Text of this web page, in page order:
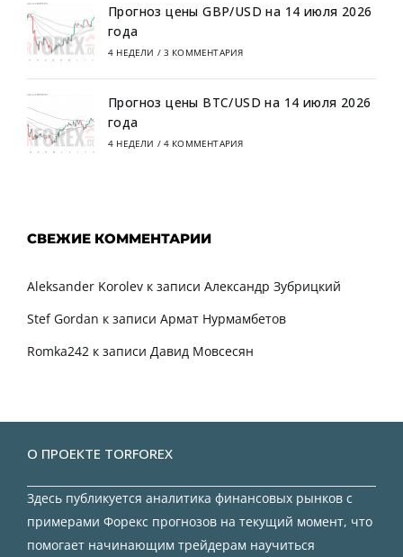
Прогноз цены GBP/USD на 14 июля 2026
года
4 НЕДЕЛИ / 3 КОММЕНТАРИЯ
Прогноз цены BTC/USD на 14 июля 2026
года
4 НЕДЕЛИ / 4 КОММЕНТАРИЯ
СВЕЖИЕ КОММЕНТАРИИ
Aleksander Korolev к записи Александр Зубрицкий
Stef Gordan к записи Армат Нурмамбетов
Romka242 к записи Давид Мовсесян
О ПРОЕКТЕ TORFOREX
Здесь публикуется аналитика финансовых рынков с
примерами Форекс прогнозов на текущий момент, что
помогает начинающим трейдерам научиться